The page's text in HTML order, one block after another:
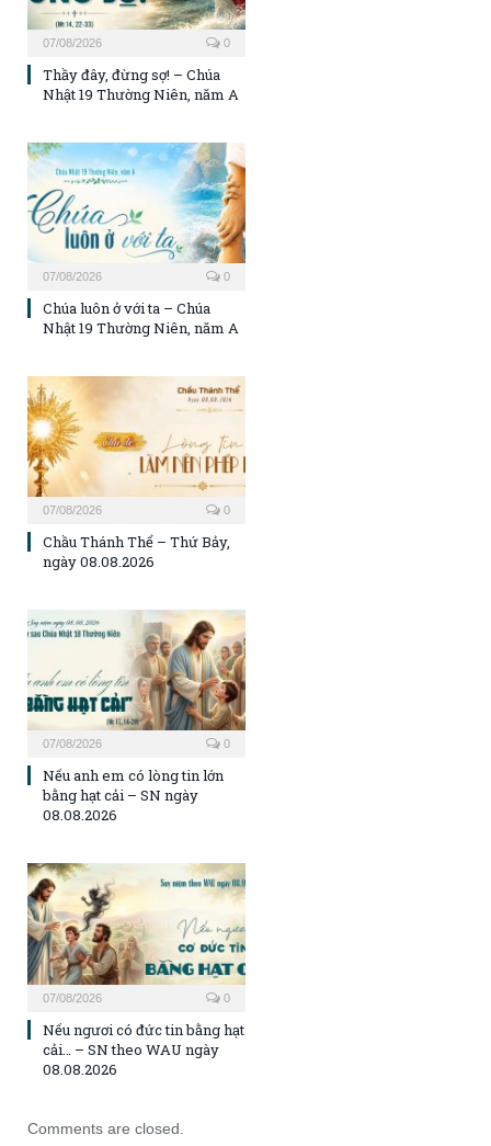
07/08/2026 0
Thầy đây, đừng sợ! – Chúa
Nhật 19 Thường Niên, năm A
07/08/2026 0
Chúa luôn ở với ta – Chúa
Nhật 19 Thường Niên, năm A
07/08/2026 0
Chầu Thánh Thể – Thứ Bảy,
ngày 08.08.2026
07/08/2026 0
Nếu anh em có lòng tin lớn
bằng hạt cải – SN ngày
08.08.2026
07/08/2026 0
Nếu ngươi có đức tin bằng hạt
cải… – SN theo WAU ngày
08.08.2026
Comments are closed.